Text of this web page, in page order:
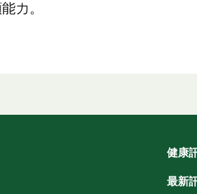
力。
健康
最新